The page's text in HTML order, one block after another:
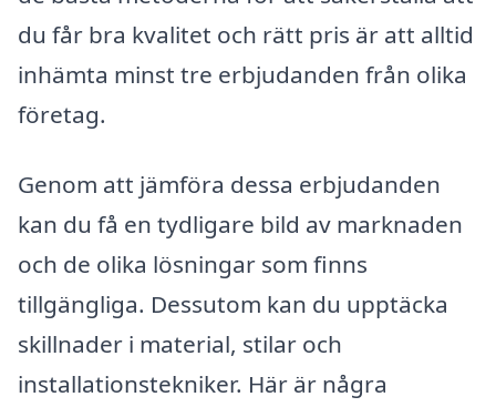
du får bra kvalitet och rätt pris är att alltid
inhämta minst tre erbjudanden från olika
företag.
Genom att jämföra dessa erbjudanden
kan du få en tydligare bild av marknaden
och de olika lösningar som finns
tillgängliga. Dessutom kan du upptäcka
skillnader i material, stilar och
installationstekniker. Här är några